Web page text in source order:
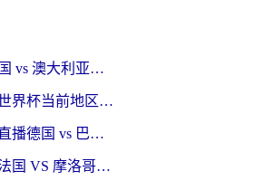
在国外怎么看美国 vs 澳大利亚世界杯直播？海外党必藏的中文解说观赛指南
在加拿大看抖音世界杯当前地区不可播放？海外党体育观赛终极指南
在海外看世界杯直播德国 vs 巴拉圭当前IP受限制？这篇指南帮你轻松解决地区限制
在国外看世界杯法国 VS 摩洛哥仅限中国大陆？别让地域限制拦下你的欢呼